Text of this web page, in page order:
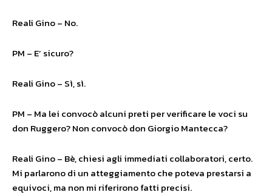
Reali Gino – No.
PM – E’ sicuro?
Reali Gino – Sì, sì.
PM – Ma lei convocò alcuni preti per verificare le voci su
don Ruggero? Non convocò don Giorgio Mantecca?
Reali Gino – Bè, chiesi agli immediati collaboratori, certo.
Mi parlarono di un atteggiamento che poteva prestarsi a
equivoci, ma non mi riferirono fatti precisi.